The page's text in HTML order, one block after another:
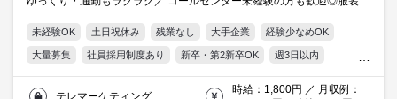
未経験OK 土日祝休み 残業なし 大手企業 経験少なめOK
大量募集 社員採用制度あり 新卒・第2新卒OK 週3日以内
週4日以内 週5日 平日週5日 10時以降出社 駅5分以内
テレマーケティング
時給：1,800円 ／ 月収例：